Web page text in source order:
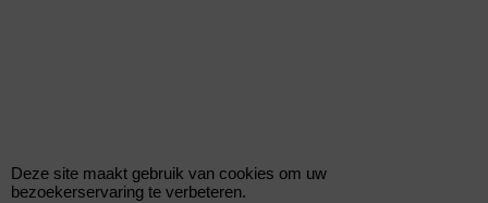
Deze site maakt gebruik van cookies om uw
bezoekerservaring te verbeteren.